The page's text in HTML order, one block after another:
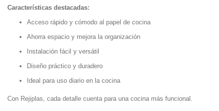
Características destacadas:
Acceso rápido y cómodo al papel de cocina
Ahorra espacio y mejora la organización
Instalación fácil y versátil
Diseño práctico y duradero
Ideal para uso diario en la cocina
Con Rejiplas, cada detalle cuenta para una cocina más funcional.